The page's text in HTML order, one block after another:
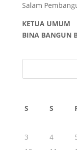
Salam
KETUA UMUM
BINA BANGUN
S S
3
4